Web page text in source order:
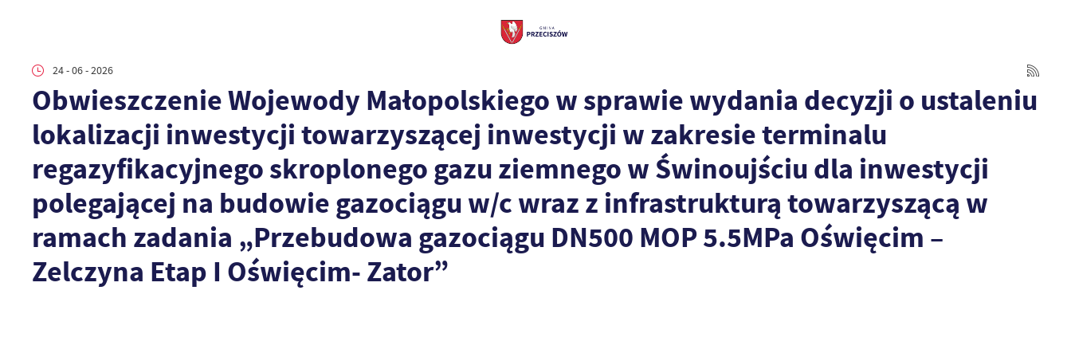
24 - 06 - 2026
Obwieszczenie Wojewody Małopolskiego w sprawie wydania decyzji o ustaleniu
lokalizacji inwestycji towarzyszącej inwestycji w zakresie terminalu
regazyfikacyjnego skroplonego gazu ziemnego w Świnoujściu dla inwestycji
polegającej na budowie gazociągu w/c wraz z infrastrukturą towarzyszącą w
ramach zadania „Przebudowa gazociągu DN500 MOP 5.5MPa Oświęcim –
Zelczyna Etap I Oświęcim- Zator”